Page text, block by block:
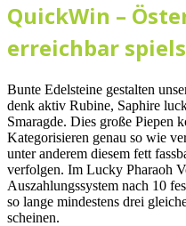
QuickWin –
erreichbar
Bunte Edelsteine gestalten
denk aktiv Rubine, Saphire
Smaragde. Dies große Piepen
Kategorisieren genau so wie
unter anderem diesem fett
verfolgen. Im Lucky Pharaoh
Auszahlungssystem nach 10
so lange mindestens drei
scheinen.